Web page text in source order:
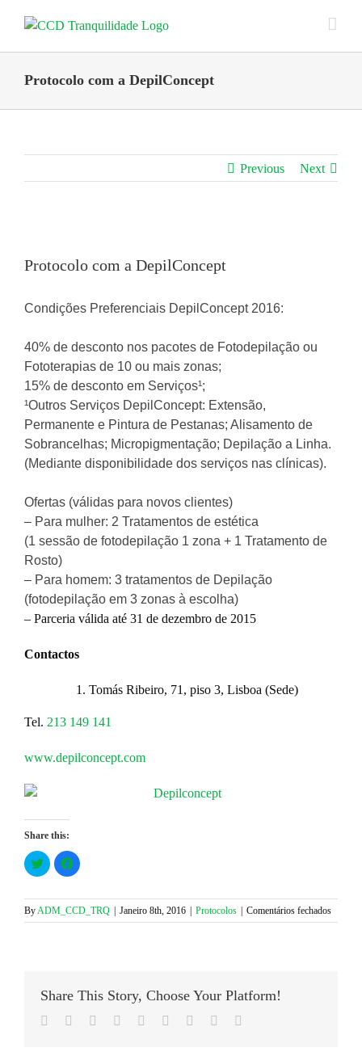
Protocolo com a DepilConcept
Previous Next
Larger
Protocolo com a DepilConcept
Condições Preferenciais DepilConcept 2016:
40% de desconto nos pacotes de Fotodepilação ou
Fototerapias de 10 ou mais zonas;
15% de desconto em Serviços¹;
¹Outros Serviços DepilConcept: Extensão,
Permanente e Pintura de Pestanas; Alisamento de
Sobrancelhas; Micropigmentação; Depilação a Linha.
(Mediante disponibilidade dos serviços nas clínicas).
Ofertas (válidas para novos clientes)
– Para mulher: 2 Tratamentos de estética
(1 sessão de fotodepilação 1 zona + 1 Tratamento de
Rosto)
– Para homem: 3 tratamentos de Depilação
(fotodepilação em 3 zonas à escolha)
– Parceria válida até 31 de dezembro de 2015
Contactos
Tomás Ribeiro, 71, piso 3, Lisboa (Sede)
Tel. 213 149 141
www.depilconcept.com
Share this:
Click
to
share
Twitter
(Opens
in
Click
to
Facebook
(Opens
in
ByADM_CCD_TRQ Janeiro 8th, 2016 Protocolos Comentários fechadosem
Share This Story, Choose Your Platform!
Facebook
TwitterLinkedIn
Reddit Google+
TumblrPinterest